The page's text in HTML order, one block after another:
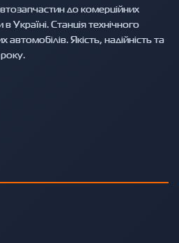
до комерційних
Україні. Станція технічного
Якість, надійність та